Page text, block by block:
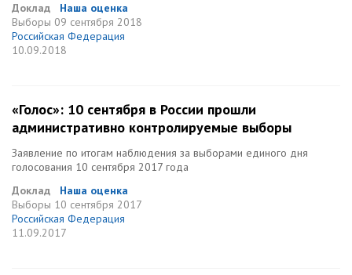
Доклад
Наша оценка
Выборы 09 сентября 2018
Российская Федерация
10.09.2018
«Голос»: 10 сентября в России прошли
административно контролируемые выборы
Заявление по итогам наблюдения за выборами единого дня
голосования 10 сентября 2017 года
Доклад
Наша оценка
Выборы 10 сентября 2017
Российская Федерация
11.09.2017